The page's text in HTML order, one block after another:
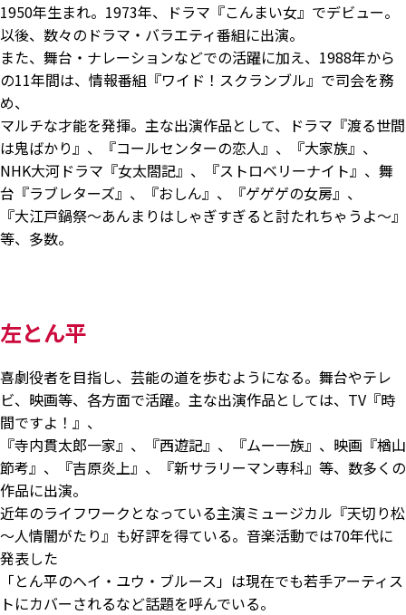
1950年生まれ。1973年、ドラマ『こんまい女』でデビュー。
以後、数々のドラマ・バラエティ番組に出演。
また、舞台・ナレーションなどでの活躍に加え、1988年から
の11年間は、情報番組『ワイド！スクランブル』で司会を務
め、
マルチな才能を発揮。主な出演作品として、ドラマ『渡る世間
は鬼ばかり』、『コールセンターの恋人』、『大家族』、
NHK大河ドラマ『女太閤記』、『ストロベリーナイト』、舞
台『ラブレターズ』、『おしん』、『ゲゲゲの女房』、
『大江戸鍋祭～あんまりはしゃぎすぎると討たれちゃうよ～』
等、多数。
左とん平
喜劇役者を目指し、芸能の道を歩むようになる。舞台やテレ
ビ、映画等、各方面で活躍。主な出演作品としては、TV『時
間ですよ！』、
『寺内貫太郎一家』、『西遊記』、『ムー一族』、映画『楢山
節考』、『吉原炎上』、『新サラリーマン専科』等、数多くの
作品に出演。
近年のライフワークとなっている主演ミュージカル『天切り松
～人情闇がたり』も好評を得ている。音楽活動では70年代に
発表した
「とん平のヘイ・ユウ・ブルース」は現在でも若手アーティス
トにカバーされるなど話題を呼んでいる。